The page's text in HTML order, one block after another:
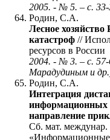
2005. - № 5. – с. 33-
Родин, С.А.
Лесное
катастроф //
ресурсов в России
2004. - № 3. – с.
Марадудиным и
Родин, С.А.
Интеграция
информационных
направление
Сб. мат. междунар.
«Информационные